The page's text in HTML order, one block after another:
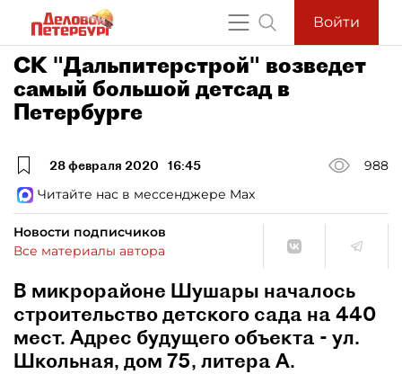
Войти
СК "Дальпитерстрой" возведет
самый большой детсад в
Петербурге
28 февраля 2020 16:45
988
Читайте нас в мессенджере Max
Новости подписчиков
Все материалы автора
В микрорайоне Шушары началось
строительство детского сада на 440
мест. Адрес будущего объекта - ул.
Школьная, дом 75, литера А.